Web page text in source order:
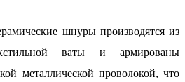
шнурыпроизводятся из
ваты и армированы
металлической проволокой, что